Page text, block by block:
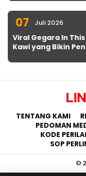
07 Juli 2026
Viral Gegara In
Kawi yang Bikin
TENTANG KAMI
PEDOMAN
KODE
SOP
©